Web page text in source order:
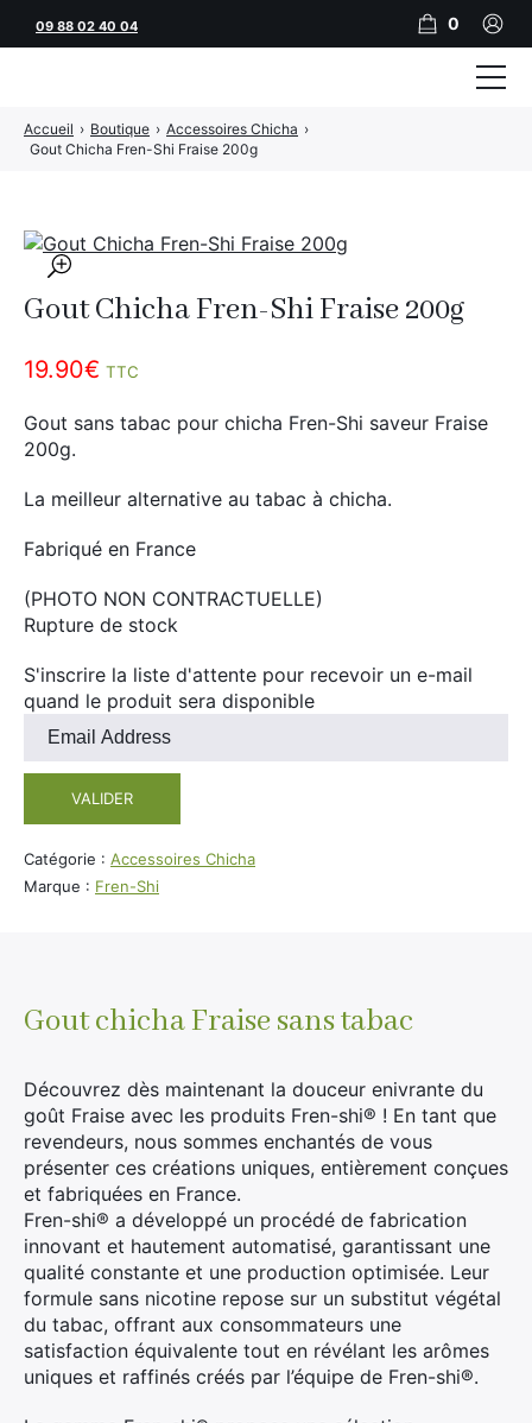
🔍
Gout Chicha Fren-Shi Fraise 200g
19.90€ TTC
Gout sans tabac pour chicha Fren-Shi saveur Fraise
200g.
La meilleur alternative au tabac à chicha.
Fabriqué en France
(PHOTO NON CONTRACTUELLE)
Rupture de stock
S'inscrire la liste d'attente pour recevoir un e-mail
quand le produit sera disponible
Entrez
adresse
mail
pour
rejoindre
ce
VALIDER
Catégorie : Accessoires Chicha
Marque : Fren-Shi
Accueil › Boutique › Accessoires Chicha ›
Gout Chicha Fren-Shi Fraise 200g
Gout chicha Fraise sans tabac
Découvrez dès maintenant la douceur enivrante du
goût Fraise avec les produits Fren-shi® ! En tant que
revendeurs, nous sommes enchantés de vous
présenter ces créations uniques, entièrement conçues
et fabriquées en France.
Fren-shi® a développé un procédé de fabrication
innovant et hautement automatisé, garantissant une
qualité constante et une production optimisée. Leur
formule sans nicotine repose sur un substitut végétal
du tabac, offrant aux consommateurs une
satisfaction équivalente tout en révélant les arômes
uniques et raffinés créés par l’équipe de Fren-shi®.
09 88 02 40 04 0
Tubeuses
Feuilles
Vape
Al Fakher
SoGood
50ml
100ml
Booster E-Liquide
CBD
Divers
Salé
Nouveautés